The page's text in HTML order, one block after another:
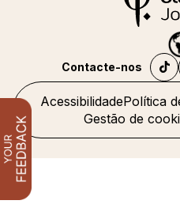
AcessibilidadePolítica
Gestão de
Contacte-nos